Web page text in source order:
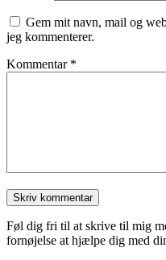
Gem mit navn, mail og
jeg kommenterer.
Kommentar *
Føl dig fri til at skrive til mig
fornøjelse at hjælpe dig med